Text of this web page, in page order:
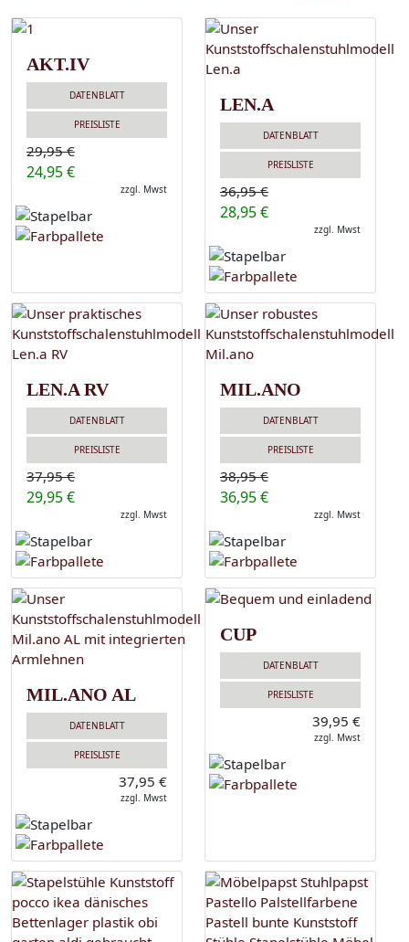
AKT.IV
DATENBLATT
PREISLISTE
29,95 €
24,95 €
zzgl. Mwst
LEN.A
DATENBLATT
PREISLISTE
36,95 €
28,95 €
zzgl. Mwst
LEN.A RV
DATENBLATT
PREISLISTE
37,95 €
29,95 €
zzgl. Mwst
MIL.ANO
DATENBLATT
PREISLISTE
38,95 €
36,95 €
zzgl. Mwst
MIL.ANO AL
DATENBLATT
PREISLISTE
37,95 €
zzgl. Mwst
CUP
DATENBLATT
PREISLISTE
39,95 €
zzgl. Mwst